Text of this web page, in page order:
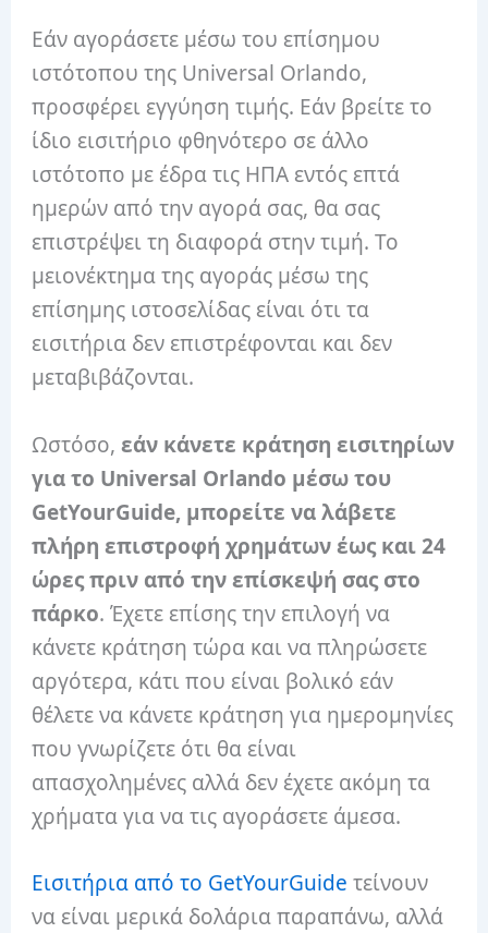
Εάν αγοράσετε μέσω του επίσημου
ιστότοπου της Universal Orlando,
προσφέρει εγγύηση τιμής. Εάν βρείτε το
ίδιο εισιτήριο φθηνότερο σε άλλο
ιστότοπο με έδρα τις ΗΠΑ εντός επτά
ημερών από την αγορά σας, θα σας
επιστρέψει τη διαφορά στην τιμή. Το
μειονέκτημα της αγοράς μέσω της
επίσημης ιστοσελίδας είναι ότι τα
εισιτήρια δεν επιστρέφονται και δεν
μεταβιβάζονται.
Ωστόσο,εάν κάνετε κράτηση εισιτηρίων
για το Universal Orlando μέσω του
GetYourGuide, μπορείτε να λάβετε
πλήρη επιστροφή χρημάτων έως και 24
ώρες πριν από την επίσκεψή σας στο
πάρκο. Έχετε επίσης την επιλογή να
κάνετε κράτηση τώρα και να πληρώσετε
αργότερα, κάτι που είναι βολικό εάν
θέλετε να κάνετε κράτηση για ημερομηνίες
που γνωρίζετε ότι θα είναι
απασχολημένες αλλά δεν έχετε ακόμη τα
χρήματα για να τις αγοράσετε άμεσα.
Εισιτήρια από το GetYourGuide τείνουν
να είναι μερικά δολάρια παραπάνω, αλλά